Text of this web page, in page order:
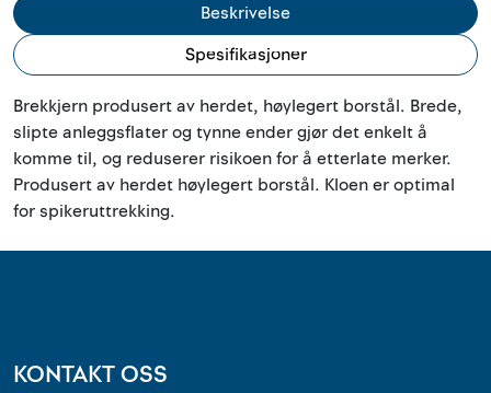
Beskrivelse
Spesifikasjoner
Brekkjern produsert av herdet, høylegert borstål. Brede,
slipte anleggsflater og tynne ender gjør det enkelt å
komme til, og reduserer risikoen for å etterlate merker.
Produsert av herdet høylegert borstål. Kloen er optimal
for spikeruttrekking.
KONTAKT OSS